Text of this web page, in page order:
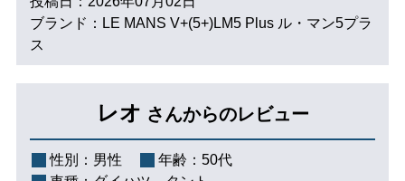
ブランド：LE MANS V+(5+)LM5 Plus ル・マン5プラ
ス
レオ さんからのレビュー
性別： 男性 年齢： 50代